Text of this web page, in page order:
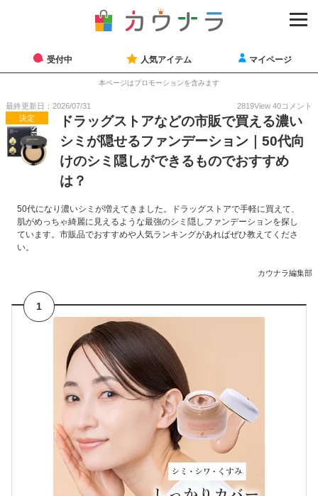
受付中 人気アイテム マイページ
本ページはプロモーションを含みます
最終更新日：2026/07/31 2819View 40コメント
決定
ドラッグストアなどの市販で買える濃い
シミが隠せるファンデーション｜50代向
けのシミ隠しができるものでおすすめ
は？
50代になり濃いシミが増えてきました。ドラッグストアで手軽に買えて、
肌がめっちゃ綺麗に見えるような最強のシミ隠しファンデーションを探し
ています。市販品でおすすめや人気ランキングがあればぜひ教えてくださ
い。
カウナラ編集部
1